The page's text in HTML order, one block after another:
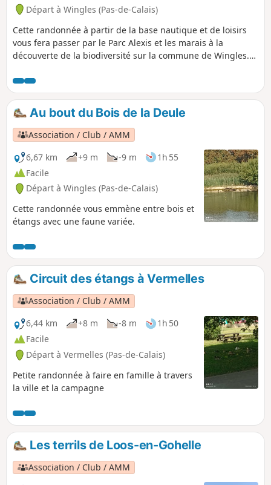
Départ à Wingles (Pas-de-Calais)
Cette randonnée à partir de la base nautique et de loisirs
vous fera passer par le Parc Alexis et les marais à la
découverte de la biodiversité sur la commune de Wingles.
s'avérer utile au vu des nombreux chemins présents.
Au bout du Bois de la Deule
Association / Club / AMM
6,67 km
+9 m -9 m
1h 55
Facile
Départ à Wingles (Pas-de-Calais)
Cette randonnée vous emmène entre bois et
étangs avec une faune variée.
Circuit des étangs à Vermelles
Association / Club / AMM
6,44 km
+8 m -8 m
1h 50
Facile
Départ à Vermelles (Pas-de-Calais)
Petite randonnée à faire en famille à travers
la ville et la campagne
Les terrils de Loos-en-Gohelle
Association / Club / AMM